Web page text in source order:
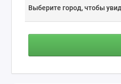
Выберите город, чтобы